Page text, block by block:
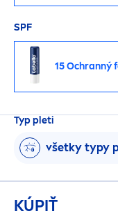
SPF
15 Ochranný
Typ pleti
všetky typy
KÚPIŤ